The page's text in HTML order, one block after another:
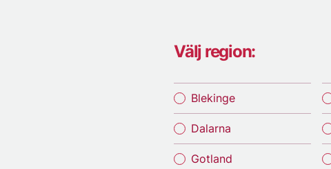
Välj region:
Blekinge
Dalarna
Gotland